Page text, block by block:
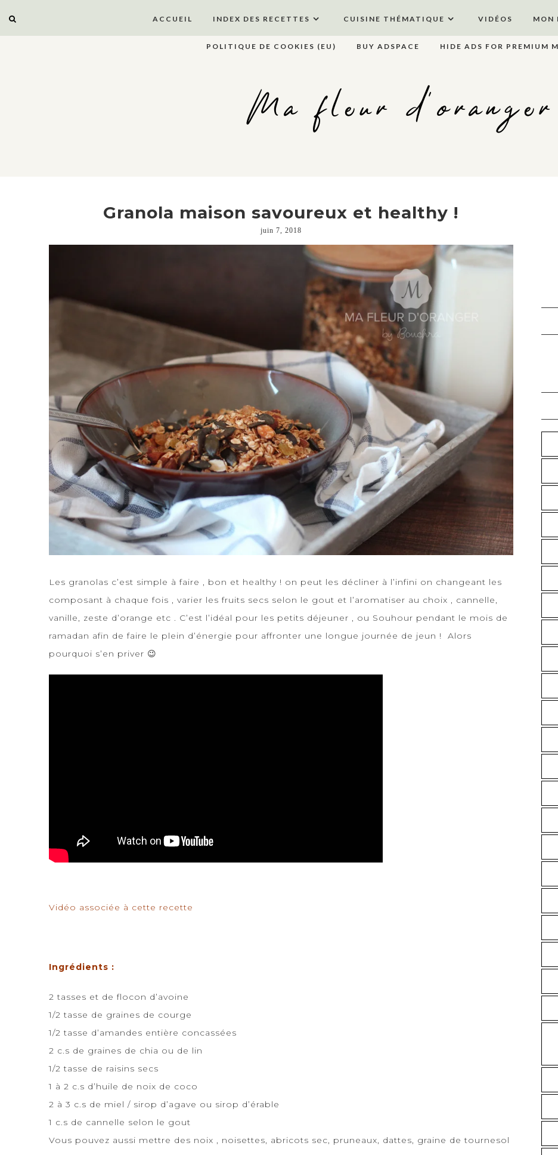
ACCUEIL INDEX DES RECETTES CUISINE THÉMATIQUE VIDÉOS MON
POLITIQUE DE COOKIES (EU) BUY ADSPACE HIDE ADS FOR PREMIUM
Ma fleur d'oranger
Granola maison savoureux et healthy !
juin 7, 2018
Les granolas c’est simple à faire , bon et healthy ! on peut les décliner à l’infini on changeant les
composant à chaque fois , varier les fruits secs selon le gout et l’aromatiser au choix , cannelle,
vanille, zeste d’orange etc . C’est l’idéal pour les petits déjeuner , ou Souhour pendant le mois de
ramadan afin de faire le plein d’énergie pour affronter une longue journée de jeun ! Alors
pourquoi s’en priver 😉
Vidéo associée à cette recette
Ingrédients :
2 tasses et de flocon d’avoine
1/2 tasse de graines de courge
1/2 tasse d’amandes entière concassées
2 c.s de graines de chia ou de lin
1/2 tasse de raisins secs
1 à 2 c.s d’huile de noix de coco
2 à 3 c.s de miel / sirop d’agave ou sirop d’érable
1 c.s de cannelle selon le gout
Vous pouvez aussi mettre des noix , noisettes, abricots sec, pruneaux, dattes, graine de tournesol